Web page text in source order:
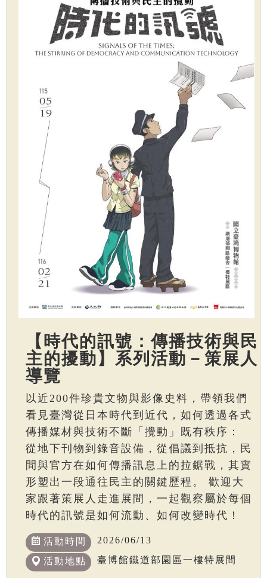
【時代的訊號：傳播技術與民
主的擾動】系列活動－策展人
導覽
以近200件珍貴文物與影像史料，帶領我們
看見臺灣從日本時代到近代，如何透過各式
傳播媒材與技術不斷「攪動」既有秩序：
從地下刊物到錄音設備，從倡議到抵抗，民
間與官方在如何傳播訊息上的拉鋸戰，其實
形塑出一段通往民主的關鍵歷程。 歡迎大
家跟著策展人走進展間，一起觀察屬於每個
時代的訊號是如何流動、如何改變時代！
活動時間 2026/06/13
活動地點 臺博館鐵道部園區一樓特展間